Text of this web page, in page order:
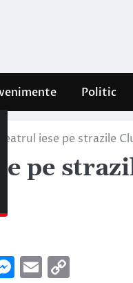
Politic
Teatrul iese pe strazile
pe
Messenger
Email